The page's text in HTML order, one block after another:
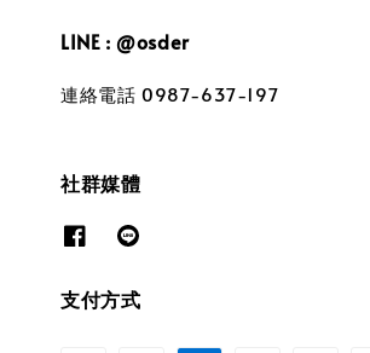
LINE : @osder
連絡電話 0987-637-197
社群媒體
支付方式